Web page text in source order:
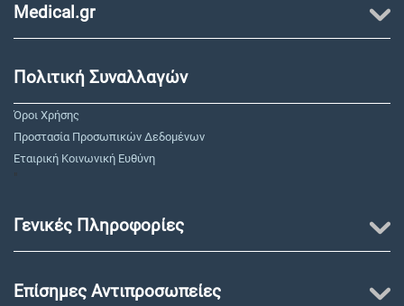
Medical.gr
Πολιτική Συναλλαγών
Όροι Χρήσης
Προστασία Προσωπικών Δεδομένων
Εταιρική Κοινωνική Ευθύνη
"
Γενικές Πληροφορίες
Επίσημες Αντιπροσωπείες